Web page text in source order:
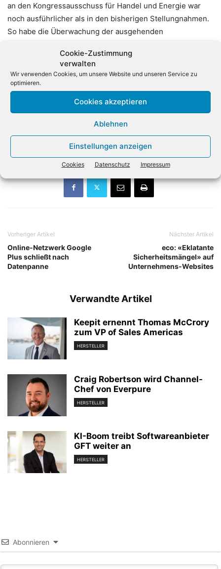
Cookie-Zustimmung
verwalten
Wir verwenden Cookies, um unsere Website und unseren Service zu
optimieren.
Cookies akzeptieren
Ablehnen
Einstellungen anzeigen
Cookies Datenschutz Impressum
an den Kongressausschuss für Handel und Energie war
noch ausführlicher als in den bisherigen Stellungnahmen.
So habe die Überwachung der ausgehenden
verdächtigen Übertragungen festgestellt. Apple überprüfe
zudem die Sicherheitsinfrastruktur seiner Zulieferer, bevor
man eine Geschäftsbeziehung mit ihnen eingehe.
Bloomberg habe auf vielfache Nachfragen keine konkreten
Angaben zu den angeblichen Spionage-Chips machen
können, kritisierte der Konzern. Bloomberg hatte nach den
Dementis vergangene Woche erklärt, man stehe weiterhin
hinter dem Bericht. (dpa)
Vorheriger Artikel
Online-Netzwerk Google
Plus schließt nach
Datenpanne
Nächster Artikel
eco: «Eklatante
Sicherheitsmängel» auf
Unternehmens-Websites
Verwandte Artikel
Keepit ernennt Thomas McCrory
zum VP of Sales Americas
HERSTELLER
Craig Robertson wird Channel-
Chef von Everpure
HERSTELLER
KI-Boom treibt Softwareanbieter
GFT weiter an
HERSTELLER
Abonnieren